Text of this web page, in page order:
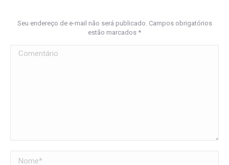
Seu endereço de e-mail não será publicado. Campos obrigatórios
estão marcados *
Comentário
Nome *